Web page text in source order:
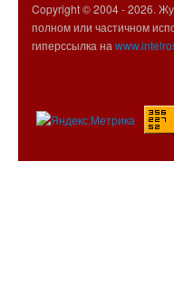
Copyright © 2004 -2026.
полном или частичном
гиперссылка на